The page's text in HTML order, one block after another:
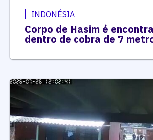
INDONÉSIA
Corpo de Hasim é
dentro de cobra de 7